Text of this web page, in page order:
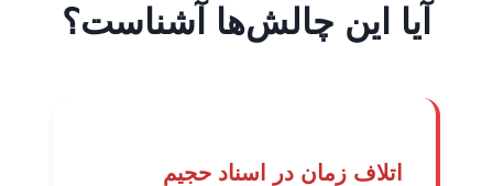
آیا این چالش‌ها آشناست؟
اتلاف زمان در اسناد حجیم